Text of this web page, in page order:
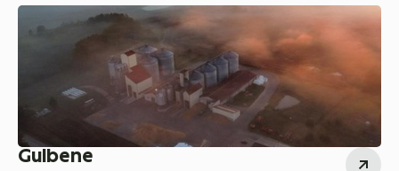
Gulbene